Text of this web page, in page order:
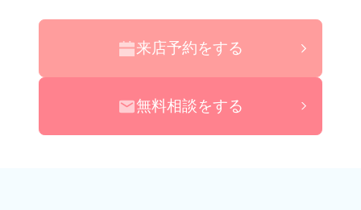
来店予約をする
無料相談をする